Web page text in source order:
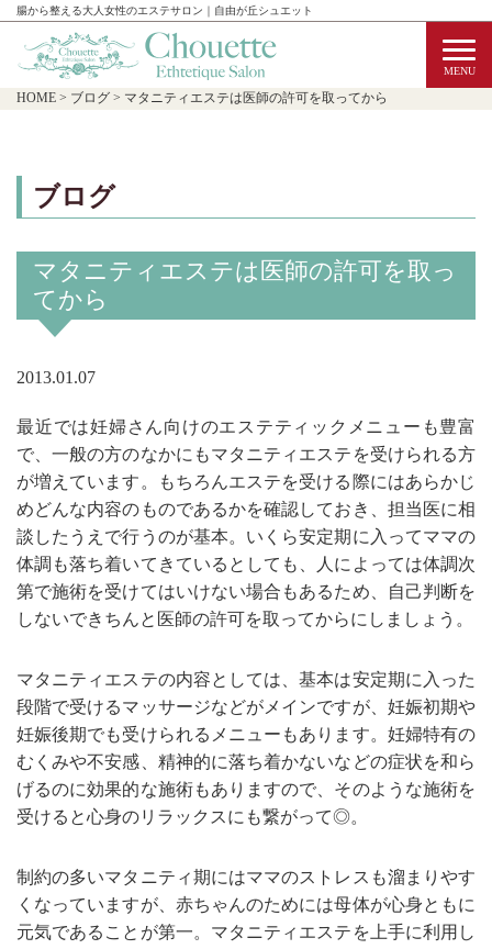
腸から整える大人女性のエステサロン｜自由が丘シュエット
HOME > ブログ > マタニティエステは医師の許可を取ってから
ブログ
マタニティエステは医師の許可を取っ
てから
2013.01.07
最近では妊婦さん向けのエステティックメニューも豊富
で、一般の方のなかにもマタニティエステを受けられる方
が増えています。もちろんエステを受ける際にはあらかじ
めどんな内容のものであるかを確認しておき、担当医に相
談したうえで行うのが基本。いくら安定期に入ってママの
体調も落ち着いてきているとしても、人によっては体調次
第で施術を受けてはいけない場合もあるため、自己判断を
しないできちんと医師の許可を取ってからにしましょう。
マタニティエステの内容としては、基本は安定期に入った
段階で受けるマッサージなどがメインですが、妊娠初期や
妊娠後期でも受けられるメニューもあります。妊婦特有の
むくみや不安感、精神的に落ち着かないなどの症状を和ら
げるのに効果的な施術もありますので、そのような施術を
受けると心身のリラックスにも繋がって◎。
制約の多いマタニティ期にはママのストレスも溜まりやす
くなっていますが、赤ちゃんのためには母体が心身ともに
元気であることが第一。マタニティエステを上手に利用し